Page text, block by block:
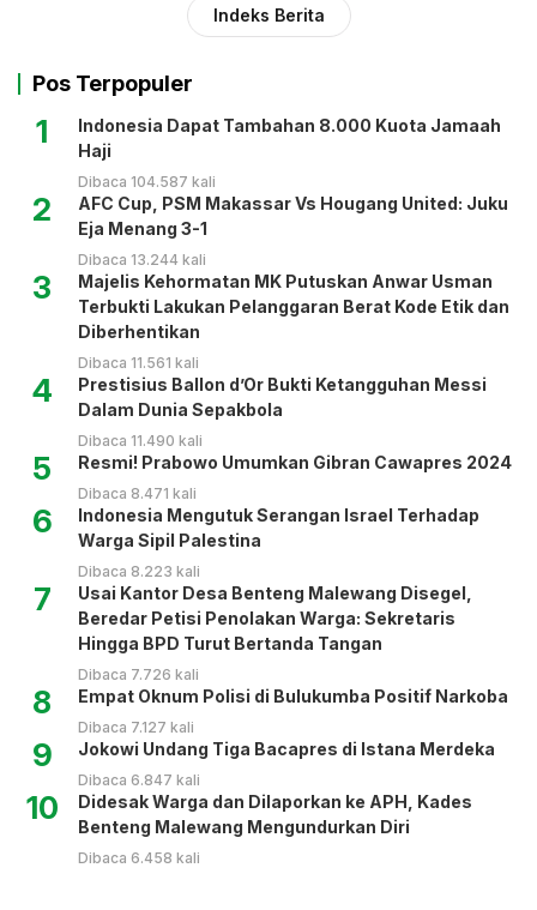
Indeks Berita
Pos Terpopuler
1
Indonesia Dapat Tambahan 8.000 Kuota Jamaah
Haji
Dibaca 104.587 kali
2
AFC Cup, PSM Makassar Vs Hougang United: Juku
Eja Menang 3-1
Dibaca 13.244 kali
3
Majelis Kehormatan MK Putuskan Anwar Usman
Terbukti Lakukan Pelanggaran Berat Kode Etik dan
Diberhentikan
Dibaca 11.561 kali
4
Prestisius Ballon d’Or Bukti Ketangguhan Messi
Dalam Dunia Sepakbola
Dibaca 11.490 kali
5 Resmi! Prabowo Umumkan Gibran Cawapres 2024
Dibaca 8.471 kali
6
Indonesia Mengutuk Serangan Israel Terhadap
Warga Sipil Palestina
Dibaca 8.223 kali
7
Usai Kantor Desa Benteng Malewang Disegel,
Beredar Petisi Penolakan Warga: Sekretaris
Hingga BPD Turut Bertanda Tangan
Dibaca 7.726 kali
8 Empat Oknum Polisi di Bulukumba Positif Narkoba
Dibaca 7.127 kali
9 Jokowi Undang Tiga Bacapres di Istana Merdeka
Dibaca 6.847 kali
10
Didesak Warga dan Dilaporkan ke APH, Kades
Benteng Malewang Mengundurkan Diri
Dibaca 6.458 kali